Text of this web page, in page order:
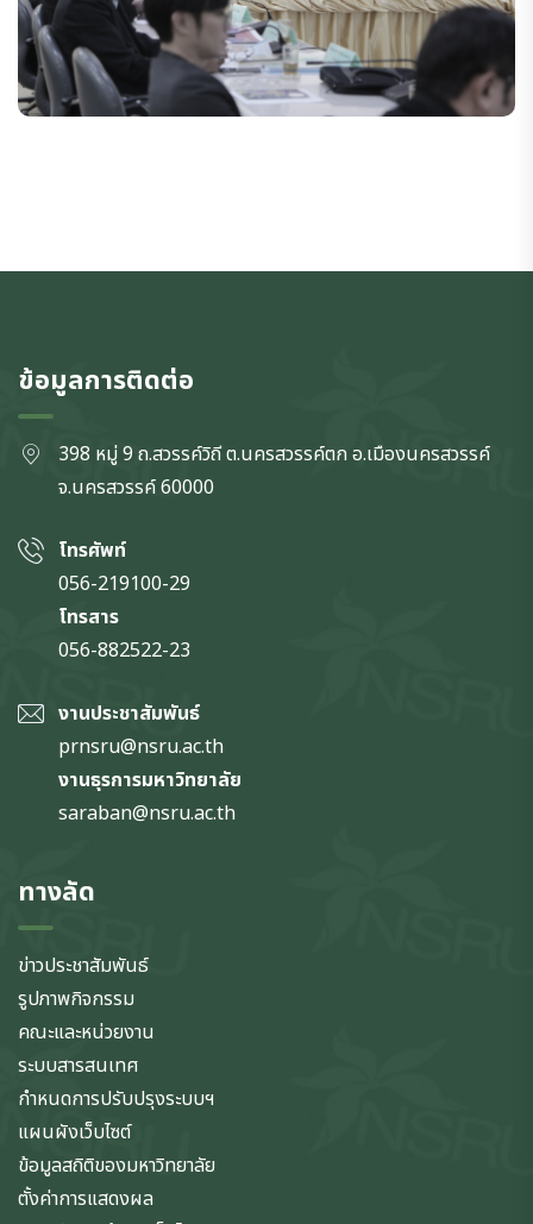
ข้อมูลการติดต่อ
398 หมู่ 9 ถ.สวรรค์วิถี ต.นครสวรรค์ตก อ.เมืองนครสวรรค์
จ.นครสวรรค์60000
โทรศัพท์
056-219100-29
โทรสาร
056-882522-23
งานประชาสัมพันธ์
prnsru@nsru.ac.th
งานธุรการมหาวิทยาลัย
saraban@nsru.ac.th
ทางลัด
ข่าวประชาสัมพันธ์
รูปภาพกิจกรรม
คณะและหน่วยงาน
ระบบสารสนเทศ
กำหนดการปรับปรุงระบบฯ
แผนผังเว็บไซต์
ข้อมูลสถิติของมหาวิทยาลัย
ตั้งค่าการแสดงผล